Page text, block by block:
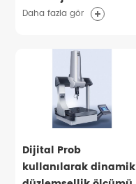
Dezavantajları
Daha fazla gör
Dijital Prob
kullanılarak dinamik